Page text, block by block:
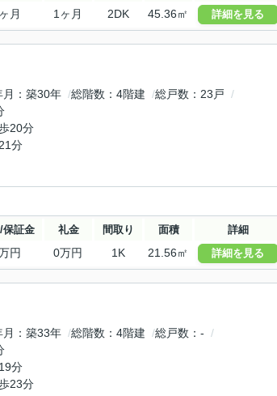
月 1ヶ月 2DK 45.36㎡ 詳細を見る
築30年 総階数 4階建 総戸数
23戸
20分
分
保証金 礼金 間取り 面積 詳細
円 0万円 1K 21.56㎡ 詳細を見る
築33年 総階数 4階建 総戸数
-
分
23分